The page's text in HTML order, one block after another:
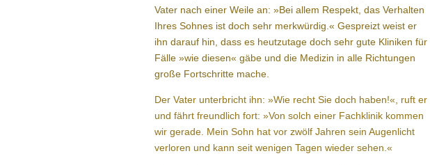
Vater nach einer Weile an: »Bei allem Respekt, das Verhalten
Ihres Sohnes ist doch sehr merkwürdig.« Gespreizt weist er
ihn darauf hin, dass es heutzutage doch sehr gute Kliniken für
Fälle »wie diesen« gäbe und die Medizin in alle Richtungen
große Fortschritte mache.
Der Vater unterbricht ihn: »Wie recht Sie doch haben!«, ruft er
und fährt freundlich fort: »Von solch einer Fachklinik kommen
wir gerade. Mein Sohn hat vor zwölf Jahren sein Augenlicht
verloren und kann seit wenigen Tagen wieder sehen.«